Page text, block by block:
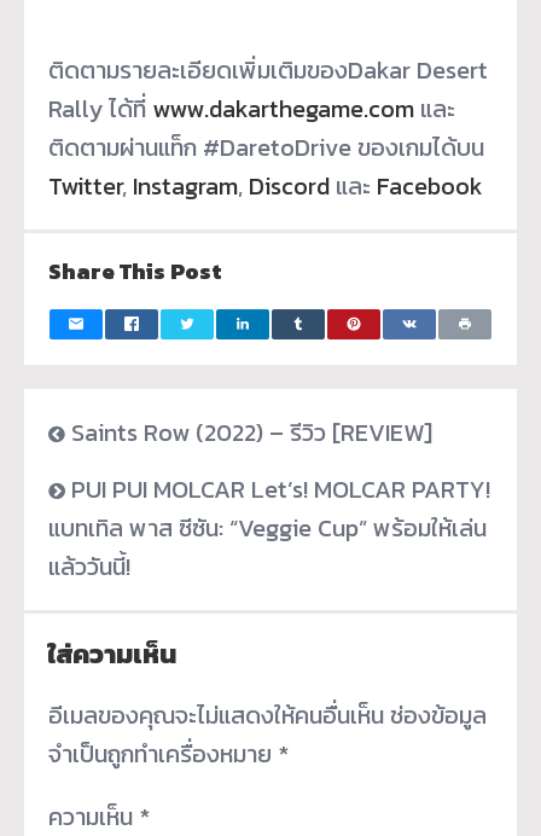
ติดตามรายละเอียดเพิ่มเติมของDakar Desert
Rally ได้ที่ www.dakarthegame.com และ
ติดตามผ่านแท็ก #DaretoDrive ของเกมได้บน
Twitter, Instagram, Discord และ Facebook
Share This Post
Saints Row (2022) – รีวิว [REVIEW]
PUI PUI MOLCAR Let’s! MOLCAR PARTY!
แบทเทิล พาส ซีซัน: “Veggie Cup” พร้อมให้เล่น
แล้ววันนี้!
ใส่ความเห็น
อีเมลของคุณจะไม่แสดงให้คนอื่นเห็น ช่องข้อมูล
จำเป็นถูกทำเครื่องหมาย *
ความเห็น *